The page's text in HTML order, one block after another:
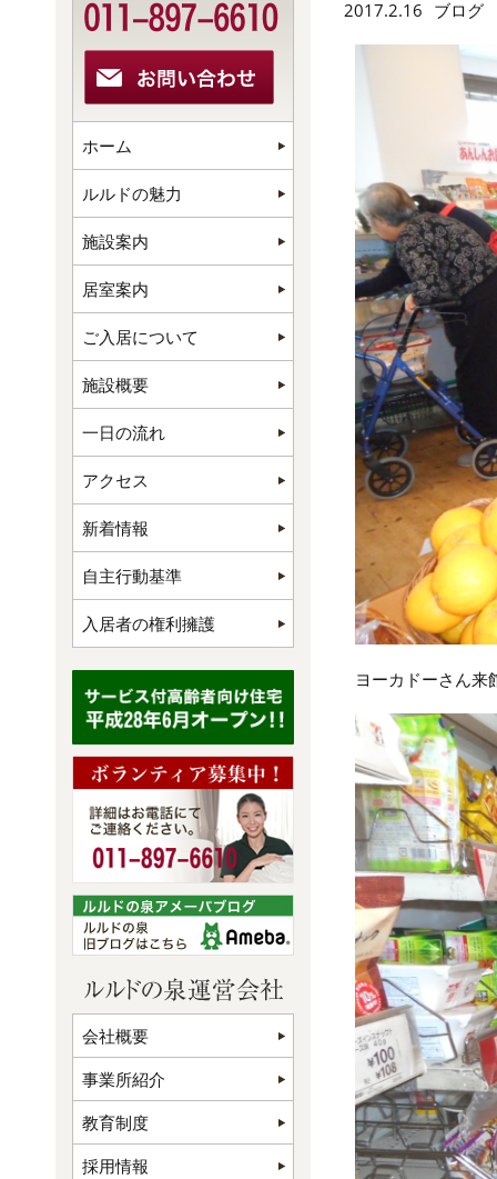
2017.2.16 ブログ
ヨーカドーさん来
ホーム
ルルドの魅力
施設案内
居室案内
ご入居について
施設概要
一日の流れ
アクセス
新着情報
自主行動基準
入居者の権利擁護
会社概要
事業所紹介
教育制度
採用情報